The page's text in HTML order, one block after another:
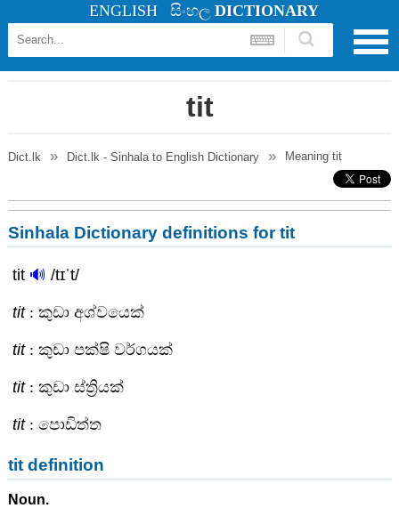
tit
Dict.lk Dict.lk - Sinhala to English Dictionary Meaning tit
Sinhala Dictionary definitions for tit
tit 🔊 /tɪˈt/
tit: කුඩා අශ්වයෙක්
tit: කුඩා පක්ෂි වර්ගයක්
tit: කුඩා ස්ත්‍රියක්
tit: පොඩිත්ත
tit definition
Noun.
ENGLISH සිංහල DICTIONARY